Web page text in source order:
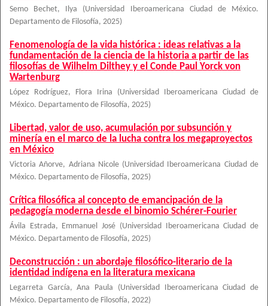
Semo Bechet, Ilya (Universidad Iberoamericana Ciudad de México.
Departamento de Filosofía, 2025)
Fenomenología de la vida histórica : ideas relativas a la
fundamentación de la ciencia de la historia a partir de las
filosofías de Wilhelm Dilthey y el Conde Paul Yorck von
Wartenburg
López Rodríguez, Flora Irina (Universidad Iberoamericana Ciudad de
México. Departamento de Filosofía, 2025)
Libertad, valor de uso, acumulación por subsunción y
minería en el marco de la lucha contra los megaproyectos
en México
Victoria Añorve, Adriana Nicole (Universidad Iberoamericana Ciudad de
México. Departamento de Filosofía, 2025)
Crítica filosófica al concepto de emancipación de la
pedagogía moderna desde el binomio Schérer-Fourier
Ávila Estrada, Emmanuel José (Universidad Iberoamericana Ciudad de
México. Departamento de Filosofía, 2025)
Deconstrucción : un abordaje filosófico-literario de la
identidad indígena en la literatura mexicana
Legarreta García, Ana Paula (Universidad Iberoamericana Ciudad de
México. Departamento de Filosofía, 2022)